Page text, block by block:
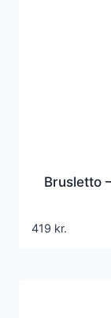
Brusletto
419 kr.